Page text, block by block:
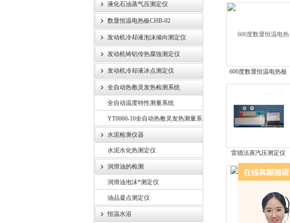
液化石油蒸气压测定仪
数显恒温电热板CHB-02
发动机冷却液泡沫倾向测定仪
发动机铸铝传热腐蚀测定仪
发动机冷却液冰点测定仪
全自动热敷灵发热检测系统
全自动温度特性测量系统
YT0060-10全自动热敷灵发热测量系
统
水泥检测仪器
水泥水化热测定仪
润滑油的检测
润滑油泡沫*测定仪
油品凝点测定仪
恒温水浴
600度数显恒温电热板
雷德法蒸汽压测定仪